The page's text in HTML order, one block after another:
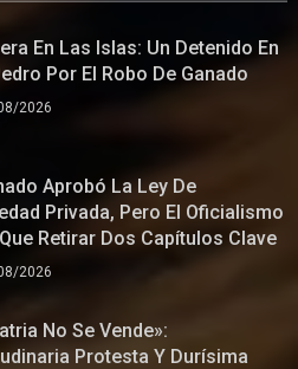
En Las Islas: Un Detenido En
Por El Robo De Ganado
2026
Aprobó La Ley De
Privada, Pero El Oficialismo
Retirar Dos Capítulos Clave
2026
No Se Vende»:
Protesta Y Durísima